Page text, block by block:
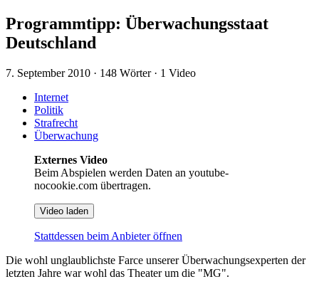
Programmtipp: Überwachungsstaat
Deutschland
7. September 2010 · 148 Wörter · 1 Video
Internet
Politik
Strafrecht
Überwachung
Externes Video
Beim Abspielen werden Daten an youtube-
nocookie.com übertragen.
Video laden
Stattdessen beim Anbieter öffnen
Die wohl unglaublichste Farce unserer Überwachungsexperten der
letzten Jahre war wohl das Theater um die "MG".